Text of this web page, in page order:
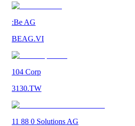
:Be AG
BEAG.VI
104 Corp
3130.TW
11 88 0 Solutions AG